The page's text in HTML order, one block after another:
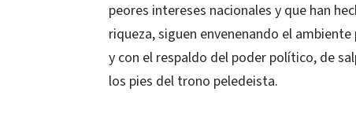
peores intereses nacionales y que han
riqueza, siguen envenenando el
y con el respaldo del poder político, de
los pies del trono peledeista.